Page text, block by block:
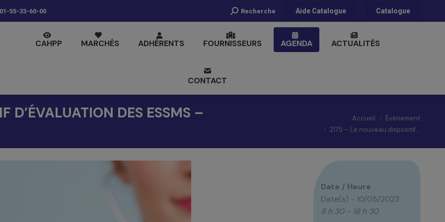
01-55-33-60-00
Recherche
Recherche Aide Catalogue Catalogue
CAHPP MARCHÉS ADHÉRENTS FOURNISSEURS AGENDA ACTUALITÉS
CONTACT
D’ÉVALUATION DES ESSMS –
Accueil
Évènement
2175 – Le nouveau dispositif…
Date / Heure
Date(s) - 10/05/2023
8 h 30 - 16 h 30